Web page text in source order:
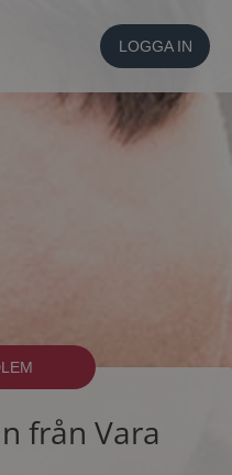
LOGGA IN
från Vara